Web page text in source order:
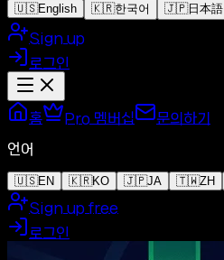
🇺🇸English 🇰🇷한국어 🇯🇵日本語
Sign up
로그인
홈 Pro 멤버십
문의하기
언어
🇺🇸EN 🇰🇷KO 🇯🇵JA 🇹🇼ZH
Sign up free
로그인